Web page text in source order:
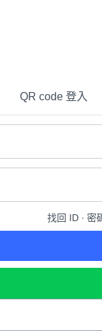
QR code 登入
找回 ID ∙ 密